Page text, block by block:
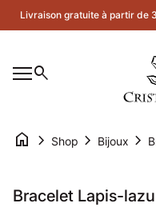
Skip to content
Livraison gratuite à partir de
Navigation mobile
search
home chevron_right Shop chevron_right Bijoux chevron_right
Bracelet Lapis-